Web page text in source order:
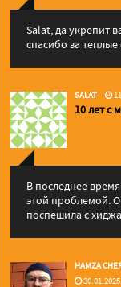
Salat, да укрепит
спасибо за теплые
SALAT
10 лет с
В последнее
этой проблемой.
поспешила с
HAMZA